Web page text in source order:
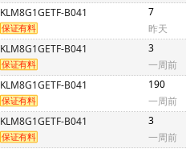
KLM8G1GETF-B041
7
昨天
KLM8G1GETF-B041
3
一周前
KLM8G1GETF-B041
190
一周前
KLM8G1GETF-B041
3
一周前